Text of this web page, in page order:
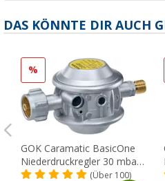
DAS KÖNNTE DIR AUCH
%
GOK Caramatic BasicOne
Niederdruckregler 30 mbar
ohne Manometer 1,5 kg/h
(Über 100)